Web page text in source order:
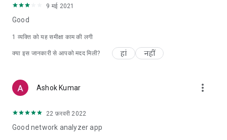
- लाइट और डार्क थीम
- कॉपी/पेस्ट समर्थन
- विस्तृत सहायता
9 मई 2021
Good
1 व्यक्ति को यह समीक्षा काम की लगी
क्या इस जानकारी से आपको मदद मिली? हां नहीं
Ashok Kumar more_vert
22 फ़रवरी 2022
Good network analyzer app